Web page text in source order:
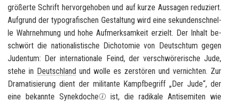
grö­ßer­te Schrift her­vor­ge­ho­ben und auf kurze Aus­sa­gen re­du­ziert.
Auf­grund der ty­po­gra­fi­schen Ge­stal­tung wird eine se­kun­den­schnel­
le Wahr­neh­mung und hohe Auf­merk­sam­keit er­zielt. Der In­halt be­
schwört die na­tio­na­lis­ti­sche Di­cho­to­mie von Deutsch­tum gegen
Ju­den­tum: Der in­ter­na­tio­na­le Feind, der ver­schwö­re­ri­sche Jude,
stehe in Deutsch­land und wolle es zer­stö­ren und ver­nich­ten. Zur
Dra­ma­ti­sie­rung dient der mi­li­tan­te Kampf­be­griff „Der Jude“, der
eine be­kann­te Syn­ek­do­che
ist, die ra­di­ka­le An­ti­se­mi­ten wie